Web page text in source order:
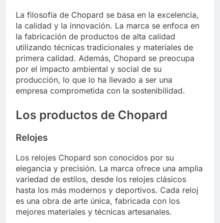
La filosofía de Chopard se basa en la excelencia,
la calidad y la innovación. La marca se enfoca en
la fabricación de productos de alta calidad
utilizando técnicas tradicionales y materiales de
primera calidad. Además, Chopard se preocupa
por el impacto ambiental y social de su
producción, lo que lo ha llevado a ser una
empresa comprometida con la sostenibilidad.
Los productos de Chopard
Relojes
Los relojes Chopard son conocidos por su
elegancia y precisión. La marca ofrece una amplia
variedad de estilos, desde los relojes clásicos
hasta los más modernos y deportivos. Cada reloj
es una obra de arte única, fabricada con los
mejores materiales y técnicas artesanales.